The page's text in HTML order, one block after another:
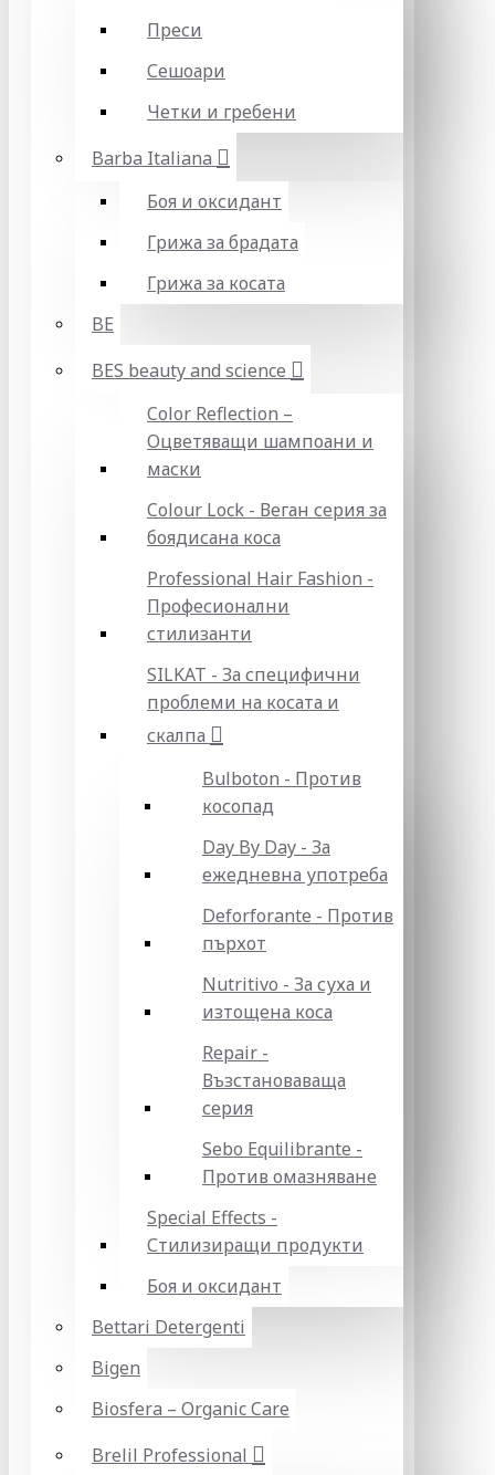
Преси
Сешоари
Четки и гребени
Barba Italiana
Боя и оксидант
Грижа за брадата
Грижа за косата
BE
BES beauty and science
Color Reflection –
Оцветяващи шампоани и
маски
Colour Lock - Веган серия за
боядисана коса
Professional Hair Fashion -
Професионални
стилизанти
SILKAT - За специфични
проблеми на косата и
скалпа
Bulboton - Против
косопад
Day By Day - За
ежедневна употреба
Deforforante - Против
пърхот
Nutritivo - За суха и
изтощена коса
Repair -
Възстановаваща
серия
Sebo Equilibrante -
Против омазняване
Special Effects -
Стилизиращи продукти
Боя и оксидант
Bettari Detergenti
Bigen
Biosfera – Organic Care
Brelil Professional